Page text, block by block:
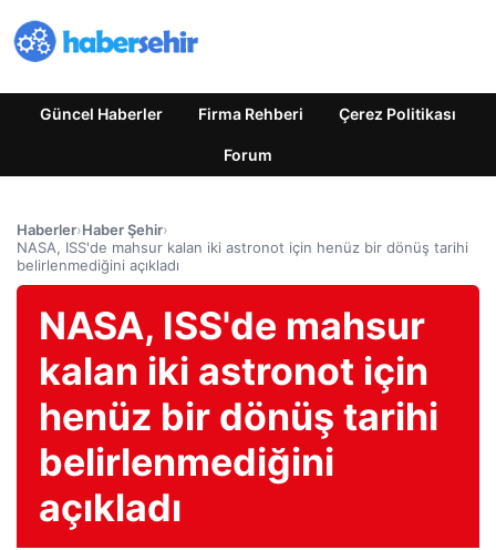
Güncel Haberler Firma Rehberi Çerez Politikası
Forum
Haberler›Haber Şehir›
NASA, ISS'de mahsur kalan iki astronot için henüz bir dönüş tarihi
belirlenmediğini açıkladı
NASA, ISS'de mahsur
kalan iki astronot için
henüz bir dönüş tarihi
belirlenmediğini
açıkladı